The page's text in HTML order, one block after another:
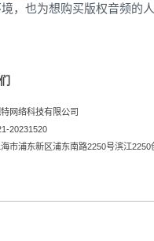
，也为想购买版权音频的人
特网络科技有限公司
20231520
市浦东新区浦东南路2250号滨江2250